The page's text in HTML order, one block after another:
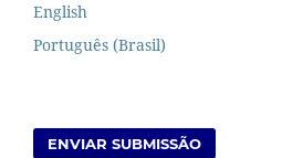
English
Português (Brasil)
ENVIAR SUBMISSÃO